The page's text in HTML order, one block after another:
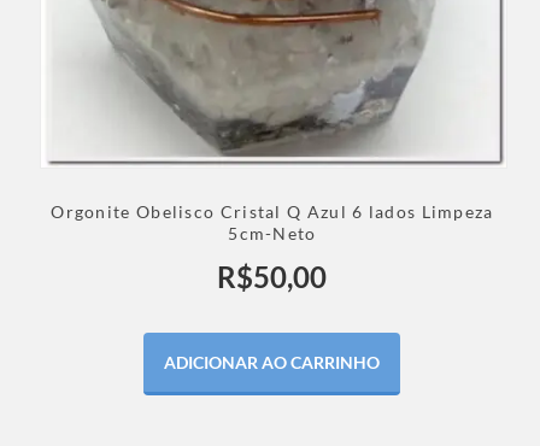
Orgonite Obelisco Cristal Q Azul 6 lados Limpeza
5cm-Neto
R$50,00
ADICIONAR AO CARRINHO